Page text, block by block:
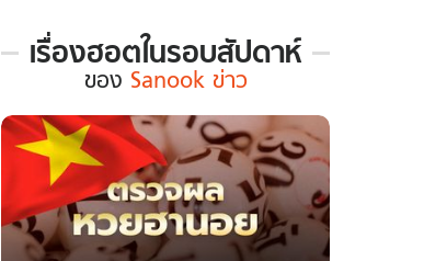
เรื่องฮอตในรอบสัปดาห์
เรื่อง
ใน
รอบ
สัปดาห์
Sanook
ข่าว
ของ Sanook ข่าว